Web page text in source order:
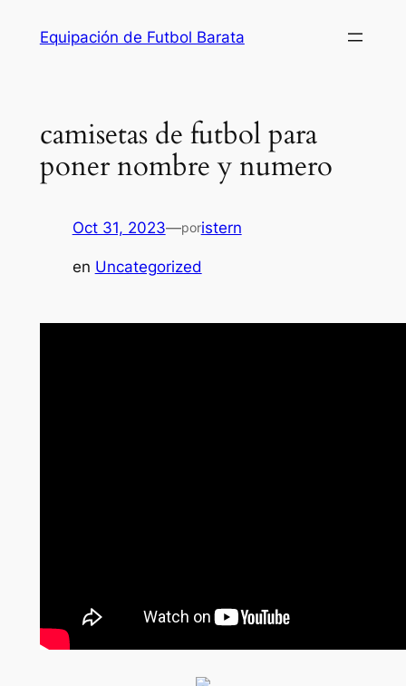
Equipación de Futbol Barata
camisetas de futbol para
poner nombre y numero
Oct 31, 2023—poristern
en Uncategorized